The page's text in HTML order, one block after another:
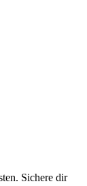
Sichere dir